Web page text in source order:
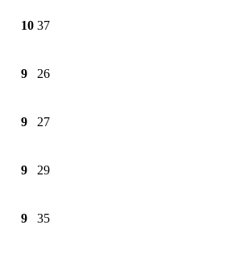
10 37
9 26
9 27
9 29
9 35